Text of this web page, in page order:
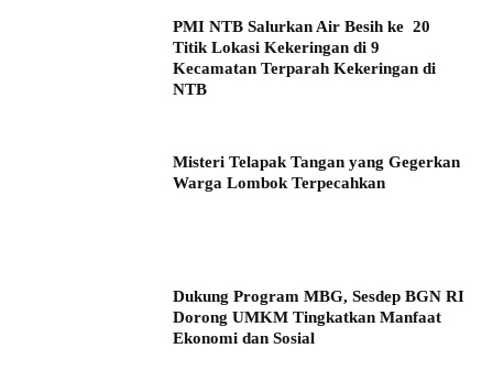
PMI NTB Salurkan Air Besih ke 20
Titik Lokasi Kekeringan di 9
Kecamatan Terparah Kekeringan di
NTB
Misteri Telapak Tangan yang Gegerkan
Warga Lombok Terpecahkan
Dukung Program MBG, Sesdep BGN RI
Dorong UMKM Tingkatkan Manfaat
Ekonomi dan Sosial